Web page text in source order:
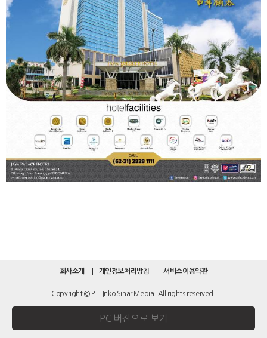
회사소개 개인정보처리방침 서비스이용약관
Copyright © PT. Inko Sinar Media. All rights reserved.
PC 버전으로 보기